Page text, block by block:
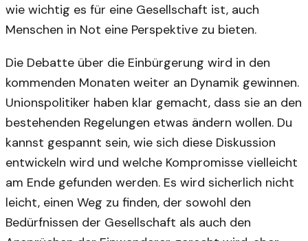
wie wichtig es für eine Gesellschaft ist, auch
Menschen in Not eine Perspektive zu bieten.
Die Debatte über die Einbürgerung wird in den
kommenden Monaten weiter an Dynamik gewinnen.
Unionspolitiker haben klar gemacht, dass sie an den
bestehenden Regelungen etwas ändern wollen. Du
kannst gespannt sein, wie sich diese Diskussion
entwickeln wird und welche Kompromisse vielleicht
am Ende gefunden werden. Es wird sicherlich nicht
leicht, einen Weg zu finden, der sowohl den
Bedürfnissen der Gesellschaft als auch den